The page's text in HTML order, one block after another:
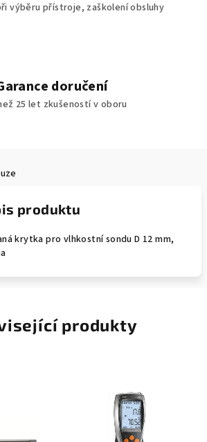
výběru přístroje, zaškolení obsluhy
doručení
25 let zkušeností v oboru
produktu
krytka pro vlhkostní sondu D 12 mm,
produkty